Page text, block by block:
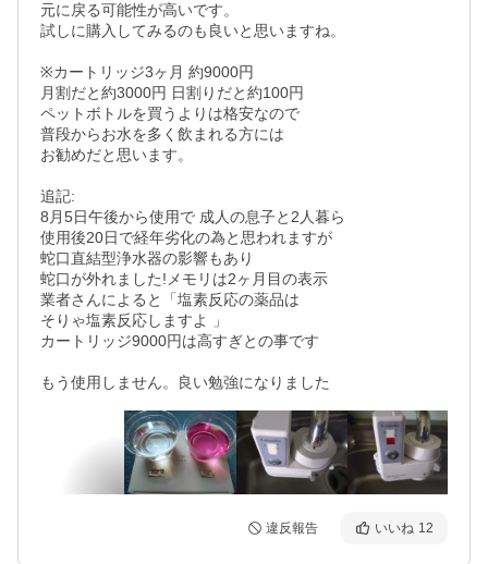
元に戻る可能性が高いです。
試しに購入してみるのも良いと思いますね。
※カートリッジ3ヶ月 約9000円
月割だと約3000円 日割りだと約100円
ペットボトルを買うよりは格安なので
普段からお水を多く飲まれる方には
お勧めだと思います。
追記:
8月5日午後から使用で 成人の息子と2人暮ら
使用後20日で経年劣化の為と思われますが
蛇口直結型浄水器の影響もあり
蛇口が外れました!メモリは2ヶ月目の表示
業者さんによると「塩素反応の薬品は
そりゃ塩素反応しますよ 」
カートリッジ9000円は高すぎとの事です
違反報告 いいね 12